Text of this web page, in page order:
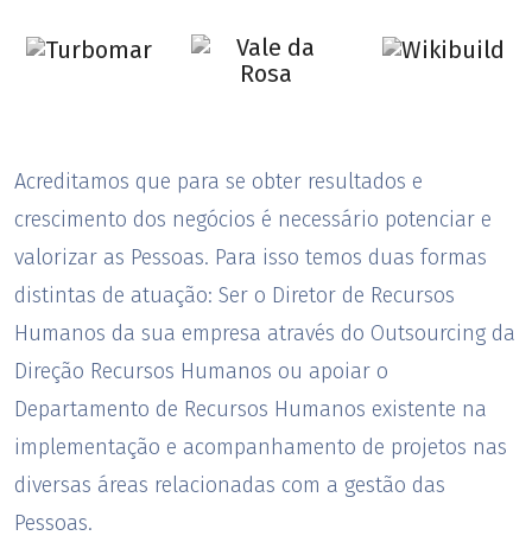
Acreditamos que para se obter resultados e
crescimento dos negócios é necessário potenciar e
valorizar as Pessoas. Para isso temos duas formas
distintas de atuação: Ser o Diretor de Recursos
Humanos da sua empresa através do Outsourcing da
Direção Recursos Humanos ou apoiar o
Departamento de Recursos Humanos existente na
implementação e acompanhamento de projetos nas
diversas áreas relacionadas com a gestão das
Pessoas.